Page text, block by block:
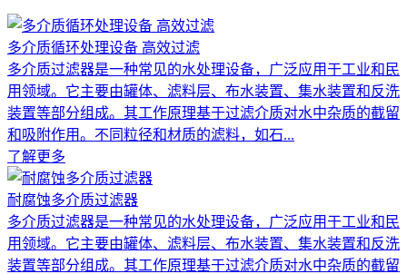
多介质循环处理设备 高效过滤
多介质过滤器是一种常见的水处理设备，广泛应用于工业和民
用领域。它主要由罐体、滤料层、布水装置、集水装置和反洗
装置等部分组成。其工作原理基于过滤介质对水中杂质的截留
和吸附作用。不同粒径和材质的滤料，如石...
了解更多
耐腐蚀多介质过滤器
多介质过滤器是一种常见的水处理设备，广泛应用于工业和民
用领域。它主要由罐体、滤料层、布水装置、集水装置和反洗
装置等部分组成。其工作原理基于过滤介质对水中杂质的截留